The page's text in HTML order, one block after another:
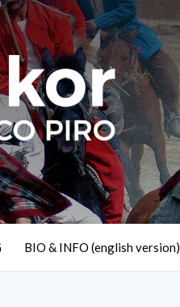
BIO & INFO (english version)